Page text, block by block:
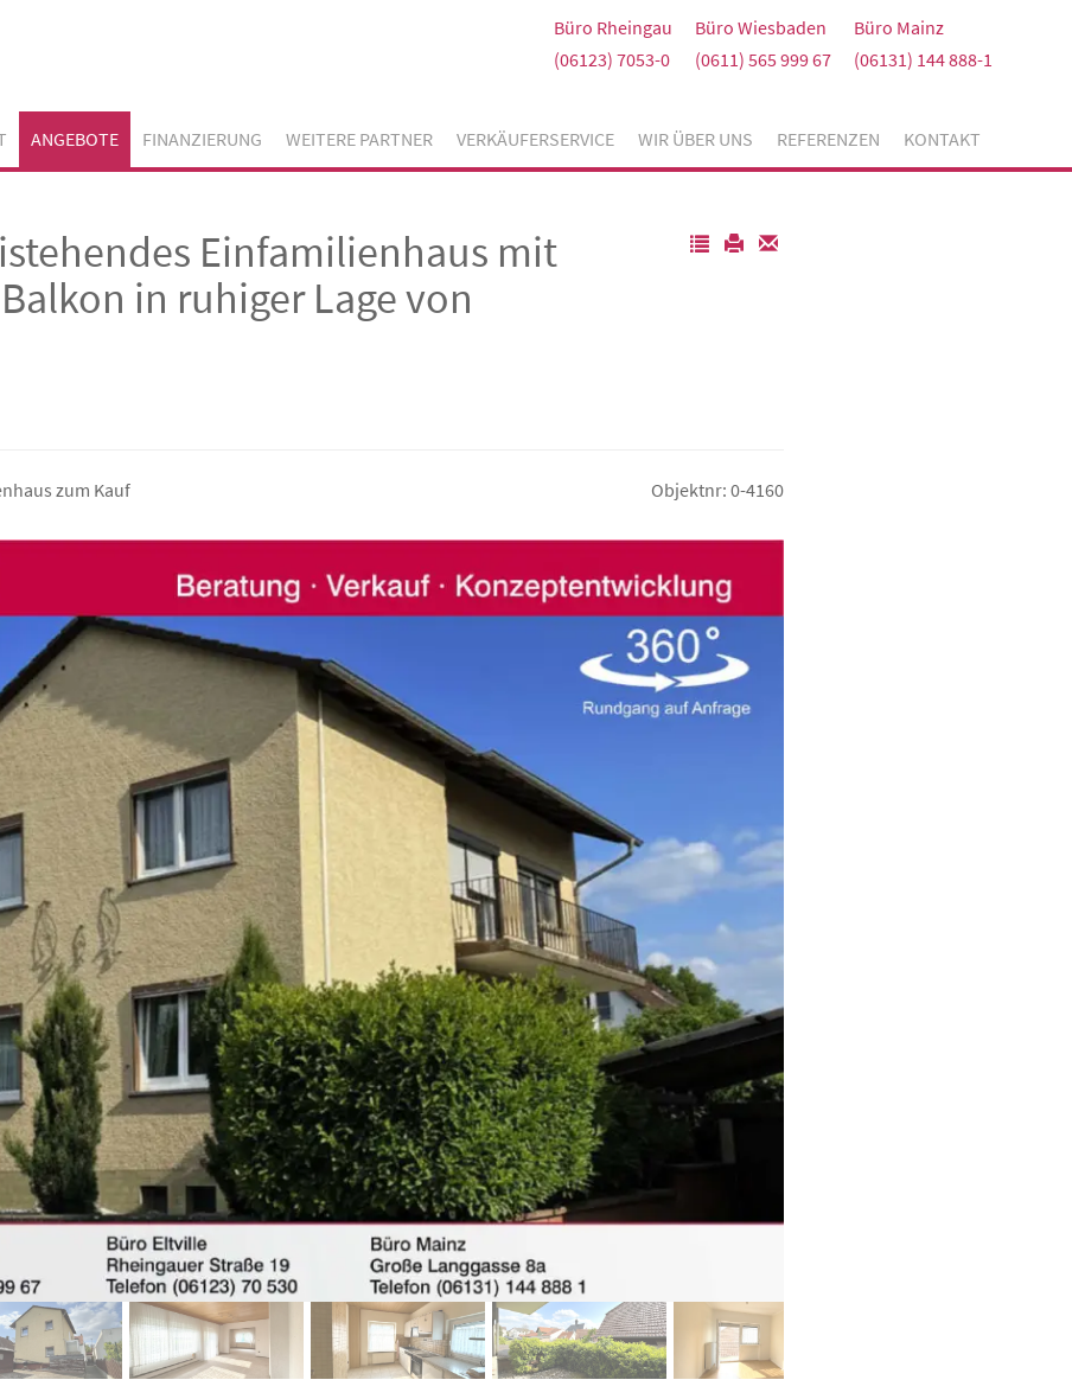
Büro Rheingau
(06123) 7053-0
Büro Wiesbaden
(0611) 565 999 67
Büro Mainz
(06131) 144 888-1
ANGEBOTE FINANZIERUNG WEITERE PARTNER VERKÄUFERSERVICE WIR ÜBER UNS REFERENZEN KONTAKT
Einfamilienhaus mit
in ruhiger Lage von
zum Kauf Objektnr: 0-4160